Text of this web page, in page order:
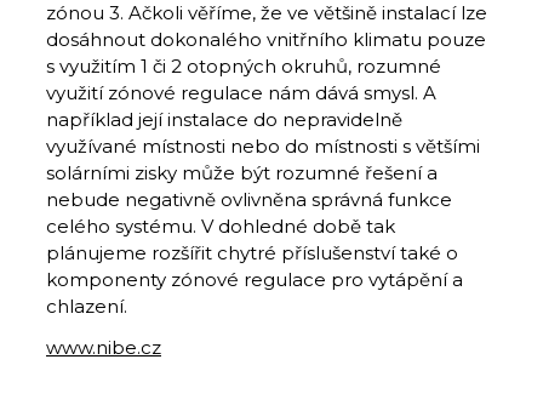
zónou 3. Ačkoli věříme, že ve většině instalací lze
dosáhnout dokonalého vnitřního klimatu pouze
s využitím 1 či 2 otopných okruhů, rozumné
využití zónové regulace nám dává smysl. A
například její instalace do nepravidelně
využívané místnosti nebo do místnosti s většími
solárními zisky může být rozumné řešení a
nebude negativně ovlivněna správná funkce
celého systému. V dohledné době tak
plánujeme rozšířit chytré příslušenství také o
komponenty zónové regulace pro vytápění a
chlazení.
www.nibe.cz